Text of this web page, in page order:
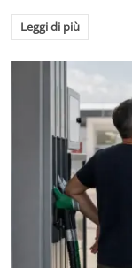
Leggi di più